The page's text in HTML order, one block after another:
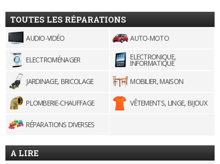
TOUTES LES RÉPARATIONS
AUDIO-VIDÉO AUTO-MOTO
ELECTROMÉNAGER ELECTRONIQUE,
INFORMATIQUE
JARDINAGE, BRICOLAGE
MOBILIER, MAISON
PLOMBERIE-CHAUFFAGE VÊTEMENTS, LINGE, BIJOUX
RÉPARATIONS DIVERSES
A LIRE